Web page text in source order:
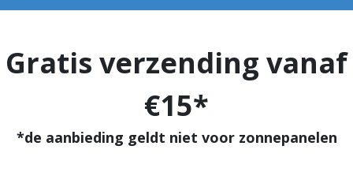
Gratis verzending vanaf
€15*
*de aanbieding geldt niet voor zonnepanelen